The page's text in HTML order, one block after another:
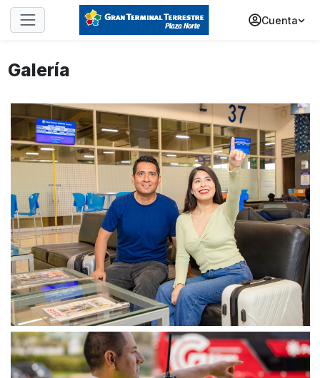
Cuenta
Galería